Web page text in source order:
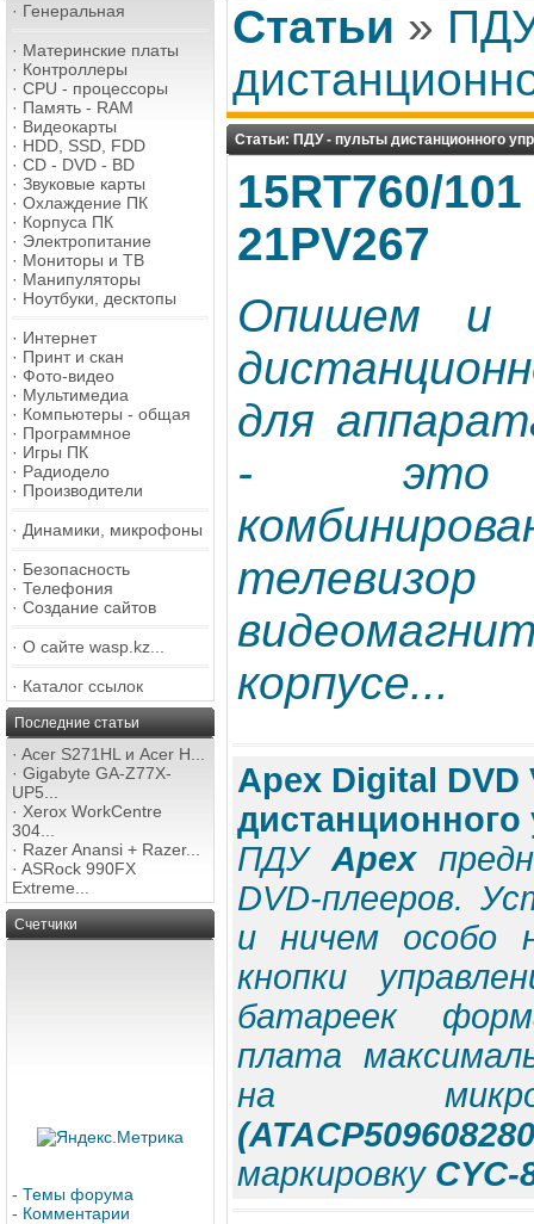
· Генеральная
· Материнские платы
· Контроллеры
· CPU - процессоры
· Память - RAM
· Видеокарты
· HDD, SSD, FDD
· CD - DVD - BD
· Звуковые карты
· Охлаждение ПК
· Корпуса ПК
· Электропитание
· Мониторы и ТВ
· Манипуляторы
· Ноутбуки, десктопы
· Интернет
· Принт и скан
· Фото-видео
· Мультимедиа
· Компьютеры - общая
· Программное
· Игры ПК
· Радиодело
· Производители
· Динамики, микрофоны
· Безопасность
· Телефония
· Создание сайтов
· О сайте wasp.kz...
· Каталог ссылок
Последние статьи
· Acer S271HL и Acer H...
· Gigabyte GA-Z77X-
UP5...
· Xerox WorkCentre
304...
· Razer Anansi + Razer...
· ASRock 990FX
Extreme...
Счетчики
- Темы форума
- Комментарии
Статьи »
Статьи: ПДУ - пульты дистанционного
15RT760/
21PV267
Опишем и
для
- это
корпусе...
Apex Digital DVD
ПДУ Apex
DVD-плееров.
и ничем особо
кнопки
батареек
плата
на
маркировку CYC-